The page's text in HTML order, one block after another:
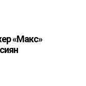
«Макс»